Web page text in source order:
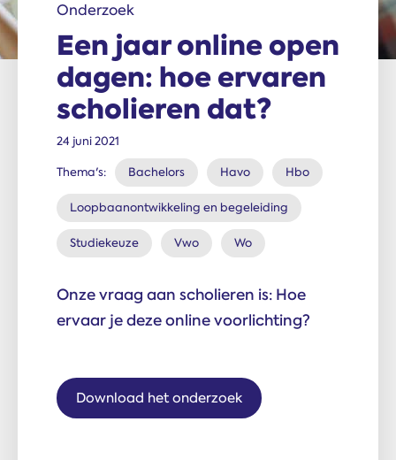
Onderzoek
Een jaar online open
dagen: hoe ervaren
scholieren dat?
24 juni 2021
Thema's: Bachelors Havo Hbo
Loopbaanontwikkeling en begeleiding
Studiekeuze Vwo Wo
Onze vraag aan scholieren is: Hoe
ervaar je deze online voorlichting?
Download het onderzoek